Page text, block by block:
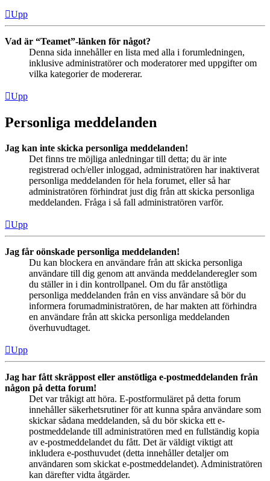
Upp
Vad är “Teamet”-länken för något?
Denna sida innehåller en lista med alla i forumledningen,
inklusive administratörer och moderatorer med uppgifter om
vilka kategorier de modererar.
Upp
Personliga meddelanden
Jag kan inte skicka personliga meddelanden!
Det finns tre möjliga anledningar till detta; du är inte
registrerad och/eller inloggad, administratören har inaktiverat
personliga meddelanden för hela forumet, eller så har
administratören förhindrat just dig från att skicka personliga
meddelanden. Fråga i så fall administratören varför.
Upp
Jag får oönskade personliga meddelanden!
Du kan blockera en användare från att skicka personliga
användare till dig genom att använda meddelanderegler som
du ställer in i din kontrollpanel. Om du får anstötliga
personliga meddelanden från en viss användare så bör du
informera forumadministratören, de har makten att förhindra
en användare från att skicka personliga meddelanden
överhuvudtaget.
Upp
Jag har fått skräppost eller anstötliga e-postmeddelanden från
någon på detta forum!
Det var tråkigt att höra. E-postformuläret på detta forum
innehåller säkerhetsrutiner för att kunna spåra användare som
skickar sådana meddelanden, så du bör skicka ett e-
postmeddelande till administratören med en fullständig kopia
av e-postmeddelandet du fått. Det är väldigt viktigt att
inkludera e-posthuvudet (detta innehåller detaljer om
användaren som skickat e-postmeddelandet). Administratören
kan därefter vidta åtgärder.